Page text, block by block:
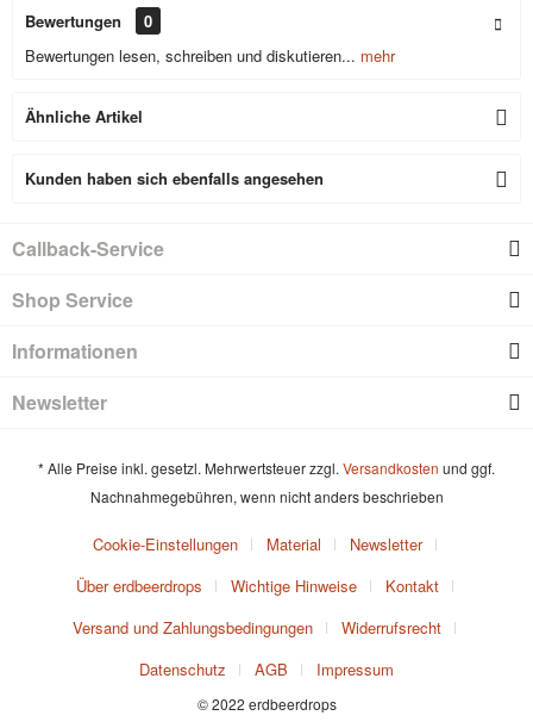
Bewertungen
0
Bewertungen lesen, schreiben und diskutieren... mehr
Ähnliche Artikel
Kunden haben sich ebenfalls angesehen
Callback-Service
Shop Service
Informationen
Newsletter
* Alle Preise inkl. gesetzl. Mehrwertsteuer zzgl. Versandkosten und ggf.
Nachnahmegebühren, wenn nicht anders beschrieben
Cookie-Einstellungen Material
Newsletter
Über erdbeerdrops
Wichtige Hinweise
Kontakt
Versand und Zahlungsbedingungen
Widerrufsrecht
Datenschutz
AGB Impressum
© 2022 erdbeerdrops